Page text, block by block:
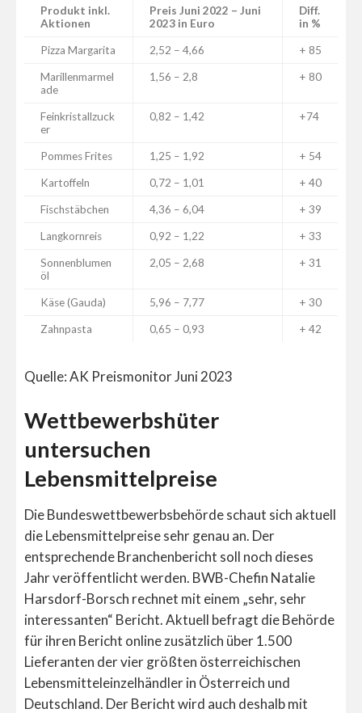
Produkt inkl.
Aktionen
Preis Juni 2022 – Juni
2023 in Euro
Diff.
in %
Pizza Margarita 2,52 – 4,66 + 85
Marillenmarmel
ade
1,56 – 2,8 + 80
Feinkristallzuck
er
0,82 – 1,42 +74
Pommes Frites 1,25 – 1,92 + 54
Kartoffeln 0,72 – 1,01 + 40
Fischstäbchen 4,36 – 6,04 + 39
Langkornreis 0,92 – 1,22 + 33
Sonnenblumen
öl
2,05 – 2,68 + 31
Käse (Gauda) 5,96 – 7,77 + 30
Zahnpasta 0,65 – 0,93 + 42
Quelle: AK Preismonitor Juni 2023
Wettbewerbshüter
untersuchen
Lebensmittelpreise
Die Bundeswettbewerbsbehörde schaut sich aktuell
die Lebensmittelpreise sehr genau an. Der
entsprechende Branchenbericht soll noch dieses
Jahr veröffentlicht werden. BWB-Chefin Natalie
Harsdorf-Borsch rechnet mit einem „sehr, sehr
interessanten“ Bericht. Aktuell befragt die Behörde
für ihren Bericht online zusätzlich über 1.500
Lieferanten der vier größten österreichischen
Lebensmitteleinzelhändler in Österreich und
Deutschland. Der Bericht wird auch deshalb mit